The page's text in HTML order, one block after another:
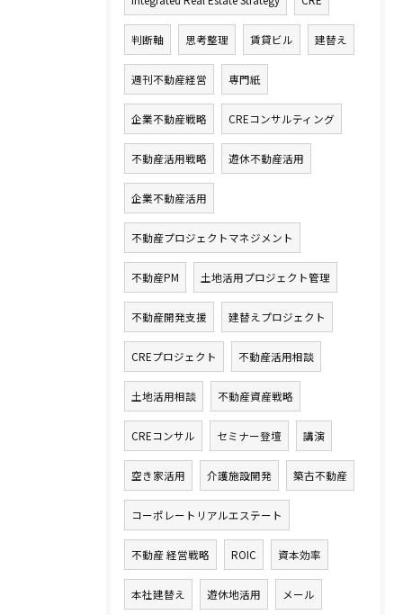
判断軸 思考整理 賃貸ビル 建替え
週刊不動産経営 専門紙
企業不動産戦略 CREコンサルティング
不動産活用戦略 遊休不動産活用
企業不動産活用
不動産プロジェクトマネジメント
不動産PM 土地活用プロジェクト管理
不動産開発支援 建替えプロジェクト
CREプロジェクト 不動産活用相談
土地活用相談 不動産資産戦略
CREコンサル セミナー登壇 講演
空き家活用 介護施設開発 築古不動産
コーポレートリアルエステート
不動産 経営戦略 ROIC 資本効率
本社建替え 遊休地活用 メール